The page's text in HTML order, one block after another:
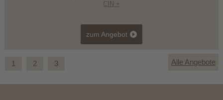
CIN +
zum Angebot
1 2 3 Alle Angebote